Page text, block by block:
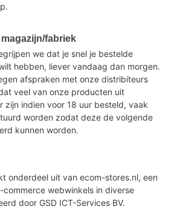
fabriek
we dat je snel je bestelde
hebben, liever vandaag dan morgen.
afspraken met onze distribiteurs
veel van onze producten uit
zijn indien voor 18 uur besteld, vaak
worden zodat deze de volgende
kunnen worden.
onderdeel uit van ecom-stores.nl, een
webwinkels in diverse
door GSD ICT-Services BV.